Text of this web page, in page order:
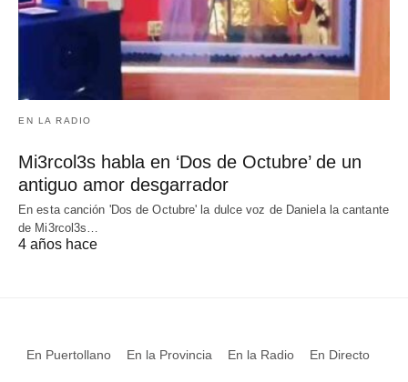
EN LA RADIO
Mi3rcol3s habla en ‘Dos de Octubre’ de un
antiguo amor desgarrador
En esta canción 'Dos de Octubre' la dulce voz de Daniela la cantante
de Mi3rcol3s…
4 años hace
En Puertollano En la Provincia En la Radio En Directo